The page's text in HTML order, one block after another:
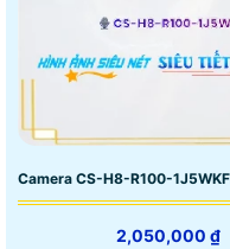
Camera CS-H8-R100-
2,050,000 ₫